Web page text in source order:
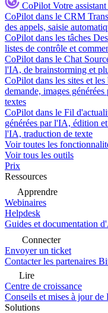
CoPilot Votre
CoPilot dans le CRM
des appels, saisie
CoPilot dans les tâches
listes de contrôle et
CoPilot dans le Chat
l'IA, de brainstorming et
CoPilot dans les sites et les
demande, images
textes
CoPilot dans le Fil
générées par l'IA, édition
l'IA, traduction de texte
Voir toutes les
Voir tous les outils
Prix
Ressources
Apprendre
Webinaires
Helpdesk
Guides et documentation
Connecter
Envoyer un ticket
Contacter les partenaires
Lire
Centre de croissance
Conseils et mises à jour
Solutions